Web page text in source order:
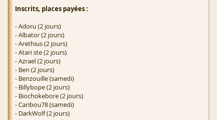
Inscrits, places payées :
- Adoru (2 jours)
- Albator (2 jours)
- Arethius (2 jours)
- Atari ste (2 jours)
- Azrael (2 jours)
- Ben (2 jours)
- Benzouille (samedi)
- Billybope (2 jours)
- Biochokebore (2 jours)
- Caribou78 (samedi)
- DarkWolf (2 jours)